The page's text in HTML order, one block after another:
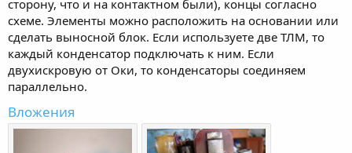
сторону, что и на контактном были), концы согласно
схеме. Элементы можно расположить на основании или
сделать выносной блок. Если используете две ТЛМ, то
каждый конденсатор подключать к ним. Если
двухискровую от Оки, то конденсаторы соединяем
параллельно.
Вложения